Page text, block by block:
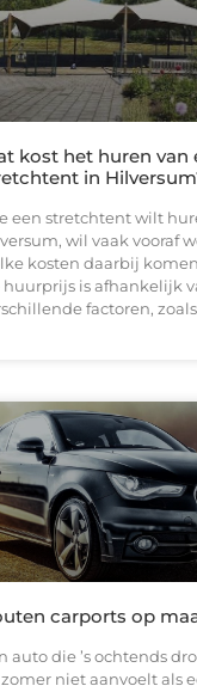
kost het huren van
in
een stretchtent wilt
wil vaak vooraf
kosten daarbij
huurprijs is afhankelijk
factoren,
carports op
auto die ’s ochtends
niet aanvoelt als